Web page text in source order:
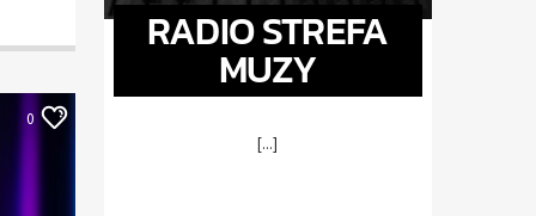
0
RADIO STREFA
MUZY
[...]